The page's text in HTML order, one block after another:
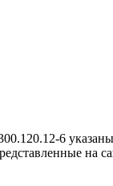
6 указаны
на